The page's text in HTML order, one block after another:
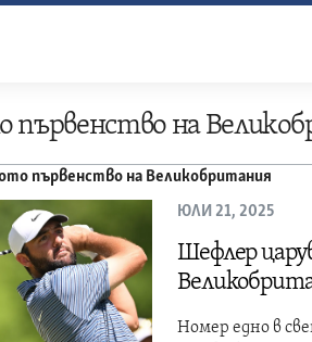
на
първенство на Великобритания
ЮЛИ 21, 2025
Шефлер
Номер едно в